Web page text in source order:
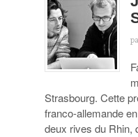
Strasbourg. Cette
franco-allemande
deux rives du